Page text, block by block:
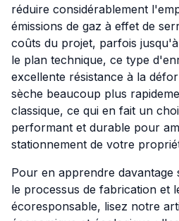
réduire considérablement
émissions de gaz à effet de
coûts du projet, parfois
le plan technique, ce type
excellente résistance à la
sèche beaucoup plus
classique, ce qui en fait un
performant et durable pour
stationnement de votre
Pour en apprendre davantage
le processus de fabrication et
écoresponsable, lisez notre